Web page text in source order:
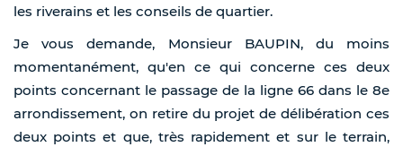
les riverains et les conseils de quartier.
Je vous demande, Monsieur BAUPIN, du moins
momentanément, qu'en ce qui concerne ces deux
points concernant le passage de la ligne 66 dans le 8e
arrondissement, on retire du projet de délibération ces
deux points et que, très rapidement et sur le terrain,